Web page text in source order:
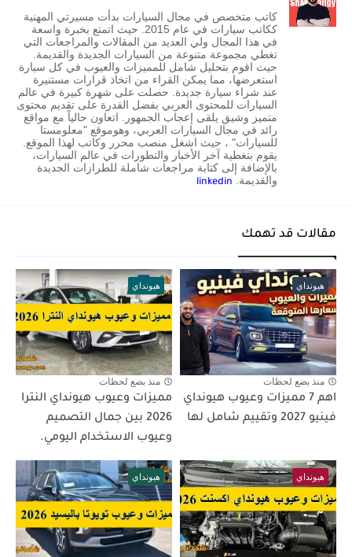
كاتب متخصص في مجال السيارات بدأت مسيرتي المهنية
ككاتب سيارات في عام 2015. حيث اتمتع بخبرة واسعة
في هذا المجال ولي العديد من المقالات والمراجعات التي
تغطي مجموعة متنوعة من السيارات الجديدة والقديمة.
حيث اقوم بتحليل شامل للمميزات والعيوب في كل سيارة
استعرضها، مما يمكن القراء من اتخاذ قرارات مستنيرة
عند شراء سيارة جديدة. حصلت على شهرة كبيرة في عالم
السيارات للمحتوى العربي بفضل القدرة على تقديم محتوى
متميز وشيق يلقى إعجاب الجمهور. اتعاون حالياً مع مواقع
رائد في مجال السيارات العربي، وهوموقع "معلومستا
للسيارات" ، حيث اشغل منصب محرر وكاتب لهذا الموقع.
يقوم بتغطية آخر الأخبار والتطورات في عالم السيارات،
بالإضافة إلى كتابة مراجعات شاملة للطرازات الجديدة
والقديمة.
linkedin
مقالات قد تهمك
هيونداي
منذ بضع لحظات
اهم 7 مميزات وعيوب هيونداي
فينيو 2027 وتقييم شامل لها
هيونداي
منذ بضع لحظات
مميزات وعيوب هيونداي النترا
2026 بين جمال التصميم
وعيوب الاستخدام اليومي.
هيونداي هيونداي